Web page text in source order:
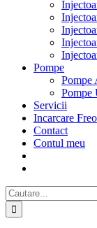
Pompe
Pompe
Pompe
Servicii
Incarcare
Contact
Contul meu
Cautare...